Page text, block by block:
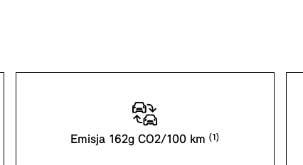
Emisja 162g CO2/100 km